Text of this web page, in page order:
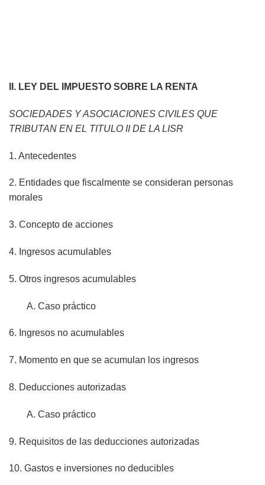
II. LEY DEL IMPUESTO SOBRE LA RENTA
SOCIEDADES Y ASOCIACIONES CIVILES QUE
TRIBUTAN EN EL TITULO II DE LA LISR
1. Antecedentes
2. Entidades que fiscalmente se consideran personas
morales
3. Concepto de acciones
4. Ingresos acumulables
5. Otros ingresos acumulables
A. Caso práctico
6. Ingresos no acumulables
7. Momento en que se acumulan los ingresos
8. Deducciones autorizadas
A. Caso práctico
9. Requisitos de las deducciones autorizadas
10. Gastos e inversiones no deducibles